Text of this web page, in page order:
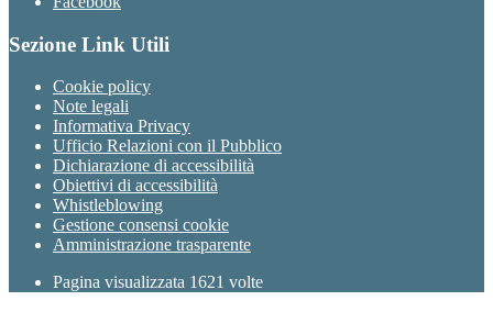
Sezione Link Utili
Cookie policy
Note legali
Informativa Privacy
Ufficio Relazioni con il Pubblico
Dichiarazione di accessibilità
Obiettivi di accessibilità
Whistleblowing
Gestione consensi cookie
Amministrazione trasparente
Pagina visualizzata 1621 volte